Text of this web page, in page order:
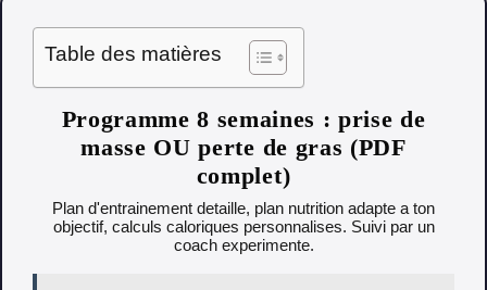
Table des matières
Programme 8 semaines : prise de
masse OU perte de gras (PDF
complet)
Plan d'entrainement detaille, plan nutrition adapte a ton
objectif, calculs caloriques personnalises. Suivi par un
coach experimente.